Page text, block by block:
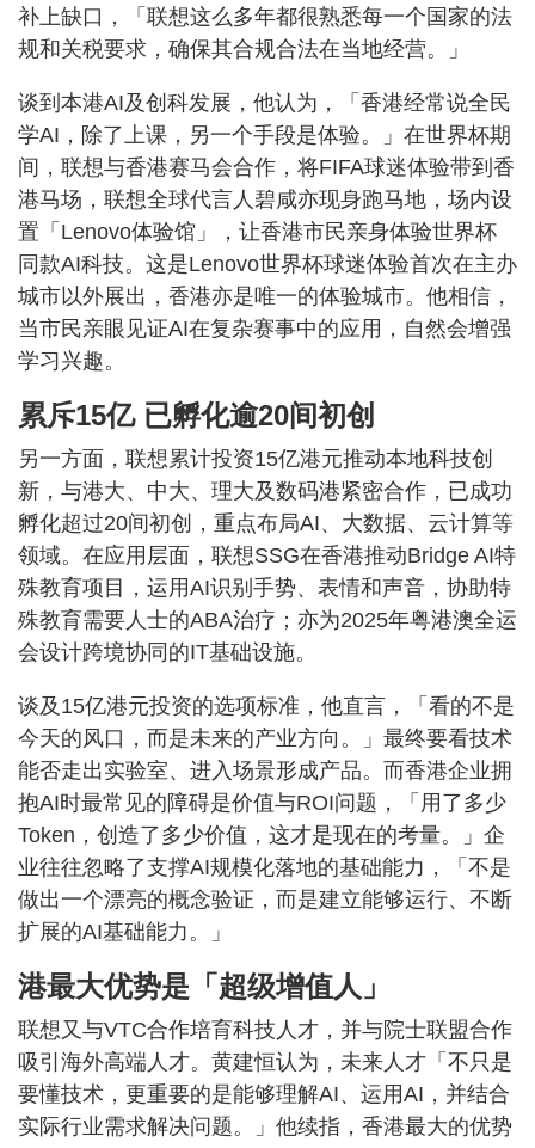
补上缺口，「联想这么多年都很熟悉每一个国家的法
规和关税要求，确保其合规合法在当地经营。」
谈到本港AI及创科发展，他认为，「香港经常说全民
学AI，除了上课，另一个手段是体验。」在世界杯期
间，联想与香港赛马会合作，将FIFA球迷体验带到香
港马场，联想全球代言人碧咸亦现身跑马地，场内设
置「Lenovo体验馆」，让香港市民亲身体验世界杯
同款AI科技。这是Lenovo世界杯球迷体验首次在主办
城市以外展出，香港亦是唯一的体验城市。他相信，
当市民亲眼见证AI在复杂赛事中的应用，自然会增强
学习兴趣。
累斥15亿 已孵化逾20间初创
另一方面，联想累计投资15亿港元推动本地科技创
新，与港大、中大、理大及数码港紧密合作，已成功
孵化超过20间初创，重点布局AI、大数据、云计算等
领域。在应用层面，联想SSG在香港推动Bridge AI特
殊教育项目，运用AI识别手势、表情和声音，协助特
殊教育需要人士的ABA治疗；亦为2025年粤港澳全运
会设计跨境协同的IT基础设施。
谈及15亿港元投资的选项标准，他直言，「看的不是
今天的风口，而是未来的产业方向。」最终要看技术
能否走出实验室、进入场景形成产品。而香港企业拥
抱AI时最常见的障碍是价值与ROI问题，「用了多少
Token，创造了多少价值，这才是现在的考量。」企
业往往忽略了支撑AI规模化落地的基础能力，「不是
做出一个漂亮的概念验证，而是建立能够运行、不断
扩展的AI基础能力。」
港最大优势是「超级增值人」
联想又与VTC合作培育科技人才，并与院士联盟合作
吸引海外高端人才。黄建恒认为，未来人才「不只是
要懂技术，更重要的是能够理解AI、运用AI，并结合
实际行业需求解决问题。」他续指，香港最大的优势